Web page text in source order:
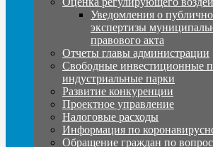
Уведомления о
экспертизы
правового акта
Отчеты главы администрации
Свободные инвестиционные
индустриальные парки
Развитие конкуренции
Проектное управление
Налоговые расходы
Информация по
Обращение граждан по